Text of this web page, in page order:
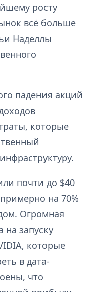
росту
всё больше
Наделлы
падения акций
которые
почти до $40
на 70%
Огромная
на запуску
которые
в дата-
что